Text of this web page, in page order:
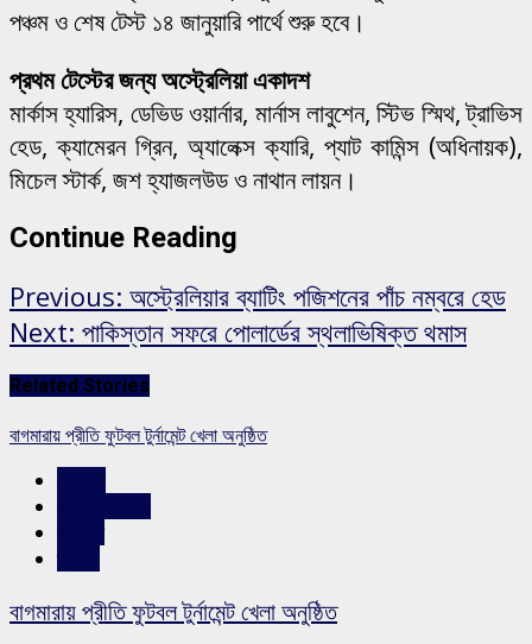
পঞ্চম ও শেষ টেস্ট ১৪ জানুয়ারি পার্থে শুরু হবে।
প্রথম টেস্টের জন্য অস্ট্রেলিয়া একাদশ
মার্কাস হ্যারিস, ডেভিড ওয়ার্নার, মার্নাস লাবুশেন, স্টিভ স্মিথ, ট্রাভিস
হেড, ক্যামেরন গ্রিন, অ্যালেক্স ক্যারি, প্যাট কামিন্স (অধিনায়ক),
মিচেল স্টার্ক, জশ হ্যাজলউড ও নাথান লায়ন।
Continue Reading
Previous: অস্ট্রেলিয়ার ব্যাটিং পজিশনের পাঁচ নম্বরে হেড
Next: পাকিস্তান সফরে পোলার্ডের স্থলাভিষিক্ত থমাস
Related Stories
বাগমারায় প্রীতি ফুটবল টুর্নামেন্ট খেলা অনুষ্ঠিত
বাগমারায় প্রীতি ফুটবল টুর্নামেন্ট খেলা অনুষ্ঠিত